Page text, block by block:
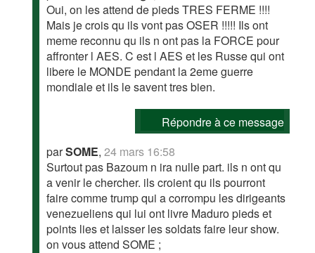
Oui, on les attend de pieds TRES FERME !!!!
Mais je crois qu ils vont pas OSER !!!!! Ils ont
meme reconnu qu ils n ont pas la FORCE pour
affronter l AES. C est l AES et les Russe qui ont
libere le MONDE pendant la 2eme guerre
mondiale et ils le savent tres bien.
Répondre à ce message
parSOME,24 mars 16:58
Surtout pas Bazoum n ira nulle part. ils n ont qu
a venir le chercher. ils croient qu ils pourront
faire comme trump qui a corrompu les dirigeants
venezueliens qui lui ont livre Maduro pieds et
points lies et laisser les soldats faire leur show.
on vous attend SOME ;